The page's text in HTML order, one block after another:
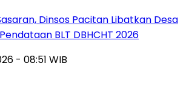
Dinsos Pacitan Libatkan Desa
BLT DBHCHT 2026
- 08:51 WIB